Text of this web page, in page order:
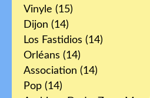
Vinyle (15)
Dijon (14)
Los Fastidios (14)
Orléans (14)
Association (14)
Pop (14)